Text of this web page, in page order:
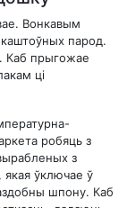
Вонкавым
парод.
Каб прыгожае
ці
робяць з
з
якая ўключае ў
шпону. Каб